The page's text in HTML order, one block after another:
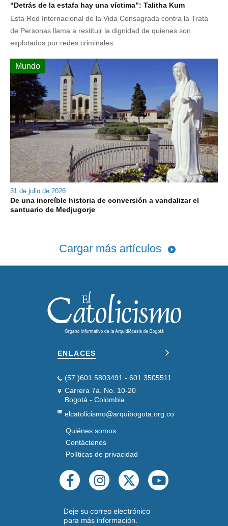
“Detrás de la estafa hay una víctima”: Talitha Kum
Esta Red Internacional de la Vida Consagrada contra la Trata
de Personas llama a restituir la dignidad de quienes son
explotados por redes criminales.
Mundo
31 de julio de 2026
De una increíble historia de conversión a vandalizar el
santuario de Medjugorje
Cargar más artículos
ENLACES
(57 )601 5803491 - 601 3505511
Carrera 7a. No. 10-20
Bogotá - Colombia
elcatolicismo@arquibogota.org.co
PIE
DE
PÁGINA
SEGUNDO
Quiénes somos
Contáctenos
Políticas de privacidad
REDES
SOCIALES
Deje su correo electrónico
para más información.